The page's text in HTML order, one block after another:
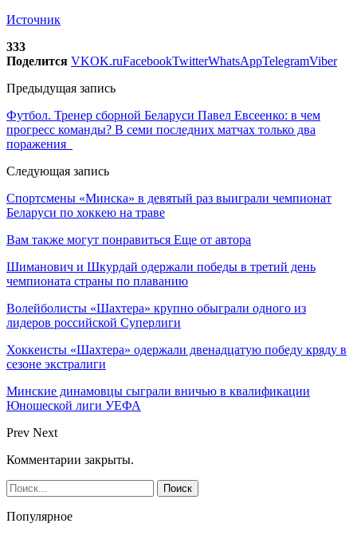
Источник
333
Поделится VKOK.ruFacebookTwitterWhatsAppTelegramViber
Предыдущая запись
Футбол. Тренер сборной Беларуси Павел Евсеенко: в чем
прогресс команды? В семи последних матчах только два
поражения
Следующая запись
Спортсмены «Минска» в девятый раз выиграли чемпионат
Беларуси по хоккею на траве
Вам также могут понравиться Еще от автора
Шиманович и Шкурдай одержали победы в третий день
чемпионата страны по плаванию
Волейболисты «Шахтера» крупно обыграли одного из
лидеров российской Суперлиги
Хоккеисты «Шахтера» одержали двенадцатую победу кряду в
сезоне экстралиги
Минские динамовцы сыграли вничью в квалификации
Юношеской лиги УЕФА
Prev Next
Комментарии закрыты.
Популярное